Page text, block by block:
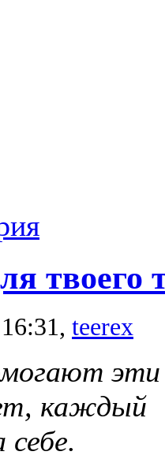
твоего
teerex
эти
каждый